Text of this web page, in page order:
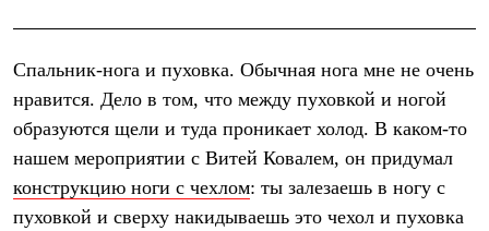
Спальник-нога и пуховка. Обычная нога мне не очень
нравится. Дело в том, что между пуховкой и ногой
образуются щели и туда проникает холод. В каком-то
нашем мероприятии с Витей Ковалем, он придумал
конструкцию ноги с чехлом: ты залезаешь в ногу с
пуховкой и сверху накидываешь это чехол и пуховка